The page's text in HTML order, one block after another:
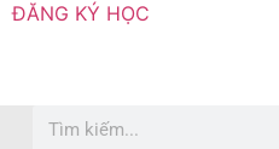
ĐĂNG KÝ HỌC